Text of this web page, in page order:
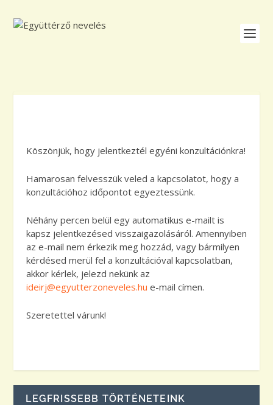
Köszönjük, hogy jelentkeztél egyéni konzultációnkra!
Hamarosan felvesszük veled a kapcsolatot, hogy a
konzultációhoz időpontot egyeztessünk.
Néhány percen belül egy automatikus e-mailt is
kapsz jelentkezésed visszaigazolásáról. Amennyiben
az e-mail nem érkezik meg hozzád, vagy bármilyen
kérdésed merül fel a konzultációval kapcsolatban,
akkor kérlek, jelezd nekünk az
ideirj@egyutterzoneveles.hu e-mail címen.
Szeretettel várunk!
LEGFRISSEBB TÖRTÉNETEINK